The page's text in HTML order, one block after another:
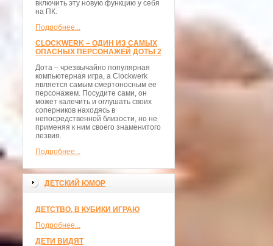
включить эту новую функцию у себя
на ПК.
Подробнее...
CLOCKWERK – ОДИН ИЗ САМЫХ
ОПАСНЫХ ПЕРСОНАЖЕЙ ДОТЫ 2
Дота – чрезвычайно популярная
компьютерная игра, а Clockwerk
является самым смертоносным ее
персонажем. Посудите сами, он
может калечить и оглушать своих
соперников находясь в
непосредственной близости, но не
применяя к ним своего знаменитого
лезвия.
Подробнее...
ДЕТСКИЙ ЮМОР
ДЕТСТВО, В КУБИКИ ИГРАЮ
Подробнее...
ДЕТИ ВИДЯТ